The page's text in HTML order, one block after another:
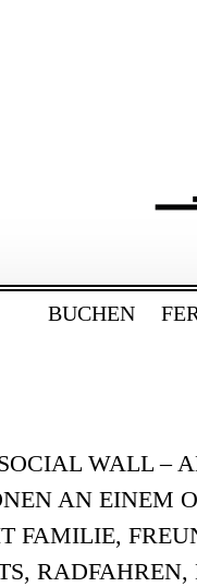
BUCHEN
WALL –
AN EINEM
FAMILIE,